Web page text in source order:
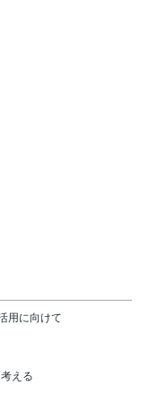
用に向けて
える